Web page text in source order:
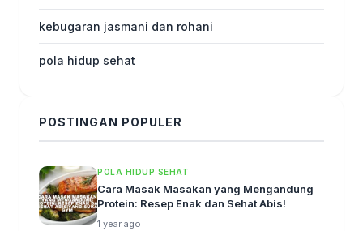
kebugaran jasmani dan rohani
pola hidup sehat
POSTINGAN POPULER
POLA HIDUP SEHAT
Cara Masak Masakan yang Mengandung
Protein: Resep Enak dan Sehat Abis!
1 year ago